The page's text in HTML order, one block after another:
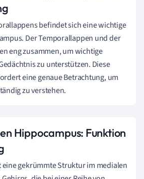
befindet sich eine wichtige
Der Temporallappen und der
eng zusammen, um wichtige
zu unterstützen. Diese
eine genaue Betrachtung, um
zu verstehen.
Hippocampus: Funktion
eine gekrümmte Struktur im medialen